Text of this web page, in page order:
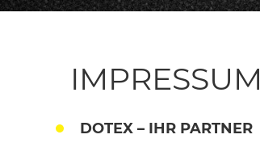
IMPRESSUM
DOTEX – IHR PARTNER